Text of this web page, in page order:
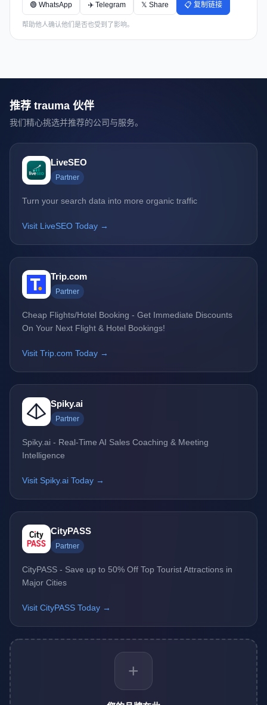
🟢 WhatsApp ✈️ Telegram 𝕏 Share 📋 复制链接
帮助他人确认他们是否也受到了影响。
推荐 trauma 伙伴
我们精心挑选并推荐的公司与服务。
LiveSEO
Partner
Turn your search data into more organic traffic
Visit LiveSEO Today →
Trip.com
Partner
Cheap Flights/Hotel Booking - Get Immediate Discounts
On Your Next Flight & Hotel Bookings!
Visit Trip.com Today →
Spiky.ai
Partner
Spiky.ai - Real-Time AI Sales Coaching & Meeting
Intelligence
Visit Spiky.ai Today →
CityPASS
Partner
CityPASS - Save up to 50% Off Top Tourist Attractions in
Major Cities
Visit CityPASS Today →
+